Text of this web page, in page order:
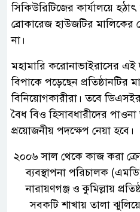
সিকিউরিটিজের কার্যালয়ে
ব্রোকারেজ হাউজটির
না।
মহামারি করোনাভাইরাসের
বিপাকে পড়েছেন প্রতিষ্ঠানটির
বিনিয়োগকারীরা। তবে ডিএসইর
বৈধ বিও হিসাবধারীদের
প্রয়োজনীয় পদক্ষেপ নেয়া হবে।
২০০৬ সাল থেকে কাজ করা
ব্যবস্থাপনা পরিচালক
নারায়ণগঞ্জ ও কুমিল্লায়
সবকটি শাখায় তালা